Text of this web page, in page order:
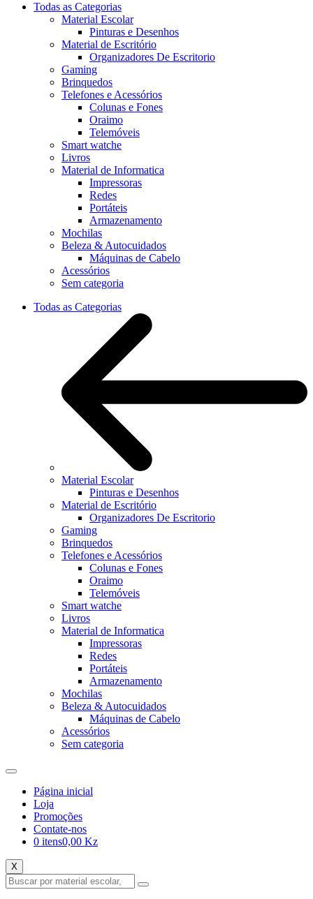
Todas as Categorias
Material Escolar
Pinturas e Desenhos
Material de Escritório
Organizadores De Escritorio
Gaming
Brinquedos
Telefones e Acessórios
Colunas e Fones
Oraimo
Telemóveis
Smart watche
Livros
Material de Informatica
Impressoras
Redes
Portáteis
Armazenamento
Mochilas
Beleza & Autocuidados
Máquinas de Cabelo
Acessórios
Sem categoria
Todas as Categorias
Material Escolar
Pinturas e Desenhos
Material de Escritório
Organizadores De Escritorio
Gaming
Brinquedos
Telefones e Acessórios
Colunas e Fones
Oraimo
Telemóveis
Smart watche
Livros
Material de Informatica
Impressoras
Redes
Portáteis
Armazenamento
Mochilas
Beleza & Autocuidados
Máquinas de Cabelo
Acessórios
Sem categoria
Página inicial
Loja
Promoções
Contate-nos
0 itens0,00 Kz
X